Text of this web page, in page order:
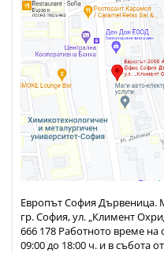
Европът София Дървеница.
гр. София, ул. „Климент
666 178 Работното време на
09:00 до 18:00 ч. и в събота